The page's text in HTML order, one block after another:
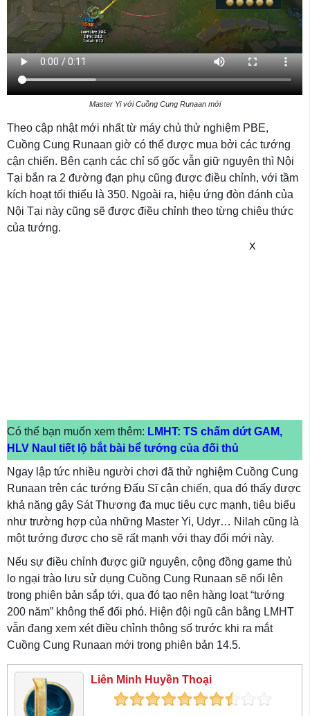
Master Yi với Cuồng Cung Runaan mới
Theo cập nhật mới nhất từ máy chủ thử nghiệm PBE,
Cuồng Cung Runaan giờ có thể được mua bởi các tướng
cận chiến. Bên cạnh các chỉ số gốc vẫn giữ nguyên thì Nội
Tại bắn ra 2 đường đạn phụ cũng được điều chỉnh, với tầm
kích hoạt tối thiểu là 350. Ngoài ra, hiệu ứng đòn đánh của
Nội Tại này cũng sẽ được điều chỉnh theo từng chiêu thức
của tướng.
X
Có thể bạn muốn xem thêm: LMHT: TS chấm dứt GAM,
HLV Naul tiết lộ bắt bài bể tướng của đối thủ
Ngay lập tức nhiều người chơi đã thử nghiệm Cuồng Cung
Runaan trên các tướng Đấu Sĩ cận chiến, qua đó thấy được
khả năng gây Sát Thương đa mục tiêu cực mạnh, tiêu biểu
như trường hợp của những Master Yi, Udyr… Nilah cũng là
một tướng được cho sẽ rất mạnh với thay đổi mới này.
Nếu sự điều chỉnh được giữ nguyên, cộng đồng game thủ
lo ngại trào lưu sử dụng Cuồng Cung Runaan sẽ nổi lên
trong phiên bản sắp tới, qua đó tạo nên hàng loạt “tướng
200 năm” không thể đối phó. Hiện đội ngũ cân bằng LMHT
vẫn đang xem xét điều chỉnh thông số trước khi ra mắt
Cuồng Cung Runaan mới trong phiên bản 14.5.
Liên Minh Huyền Thoại